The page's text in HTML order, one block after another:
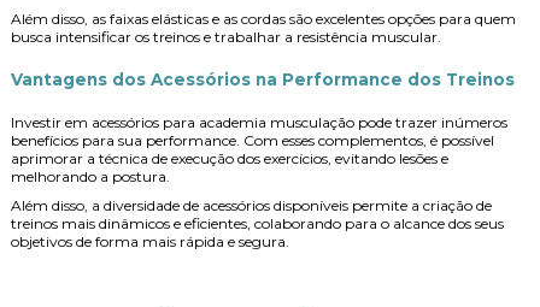
Além disso, as faixas elásticas e as cordas são excelentes opções para quem
busca intensificar os treinos e trabalhar a resistência muscular.
Vantagens dos Acessórios na Performance dos Treinos
Investir em acessórios para academia musculação pode trazer inúmeros
benefícios para sua performance. Com esses complementos, é possível
aprimorar a técnica de execução dos exercícios, evitando lesões e
melhorando a postura.
Além disso, a diversidade de acessórios disponíveis permite a criação de
treinos mais dinâmicos e eficientes, colaborando para o alcance dos seus
objetivos de forma mais rápida e segura.